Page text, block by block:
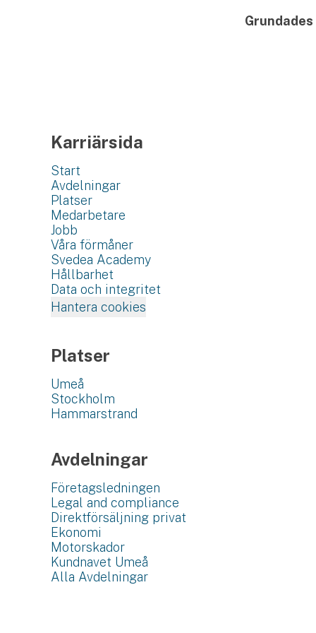
Grundades
Karriärsida
Start
Avdelningar
Platser
Medarbetare
Jobb
Våra förmåner
Svedea Academy
Hållbarhet
Data och integritet
Hantera cookies
Platser
Umeå
Stockholm
Hammarstrand
Avdelningar
Företagsledningen
Legal and compliance
Direktförsäljning privat
Ekonomi
Motorskador
Kundnavet Umeå
Alla Avdelningar